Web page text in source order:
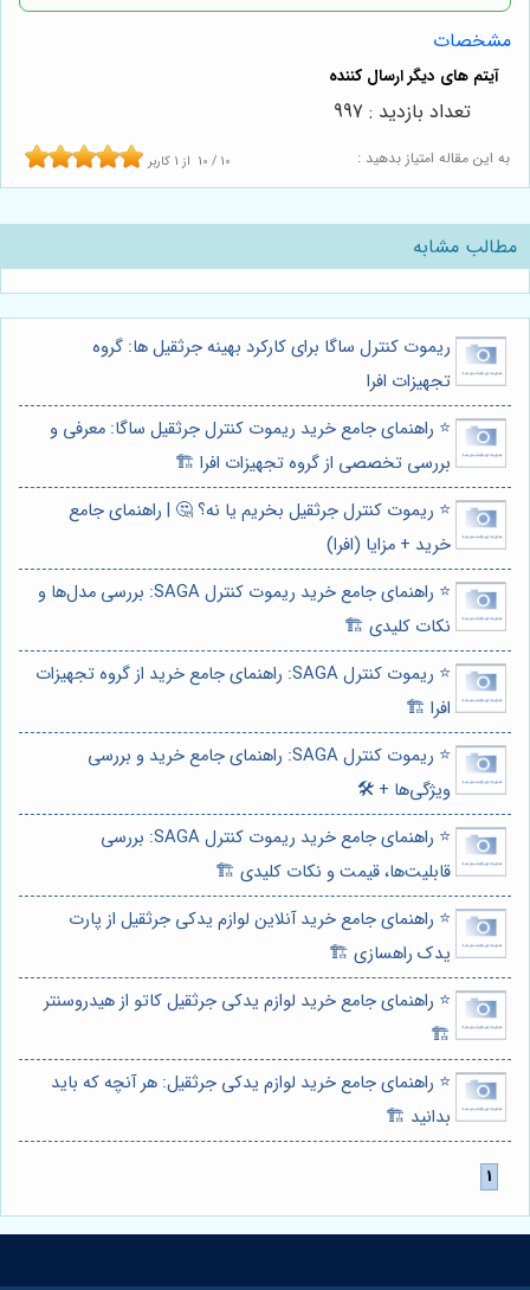
مشخصات
به این مقاله امتیاز بدهید : 10 / 10 از 1 کاربر
تعداد بازدید : 997
مطالب مشابه
ریموت کنترل ساگا برای کارکرد بهینه جرثقیل ها: گروه
تجهیزات افرا
⭐️ راهنمای جامع خرید ریموت کنترل جرثقیل ساگا: معرفی و
بررسی تخصصی از گروه تجهیزات افرا 🏗️
⭐️ ریموت کنترل جرثقیل بخریم یا نه؟ 🤔 | راهنمای جامع
خرید + مزایا (افرا)
⭐️ راهنمای جامع خرید ریموت کنترل SAGA: بررسی مدل‌ها و
نکات کلیدی 🏗️
⭐️ ریموت کنترل SAGA: راهنمای جامع خرید از گروه تجهیزات
افرا 🏗️
⭐️ ریموت کنترل SAGA: راهنمای جامع خرید و بررسی
ویژگی‌ها + 🛠️
⭐️ راهنمای جامع خرید ریموت کنترل SAGA: بررسی
قابلیت‌ها، قیمت و نکات کلیدی 🏗️
⭐️ راهنمای جامع خرید آنلاین لوازم یدکی جرثقیل از پارت
یدک راهسازی 🏗️
⭐️ راهنمای جامع خرید لوازم یدکی جرثقیل کاتو از هیدروسنتر
🏗️
⭐️ راهنمای جامع خرید لوازم یدکی جرثقیل: هر آنچه که باید
بدانید 🏗️